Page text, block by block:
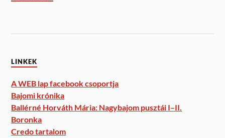
LINKEK
A WEB lap facebook csoportja
Bajomi krónika
Ballérné Horváth Mária: Nagybajom pusztái I–II.
Boronka
Credo tartalom